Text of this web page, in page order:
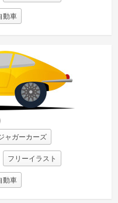
動車
ャガーカーズ
フリーイラスト
動車